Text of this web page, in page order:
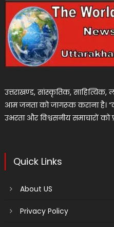
उत्तराखण्ड, सांस्कृतिक,
आम जनता को जागरूक कराना है। “द
उभरता और विश्वसनीय समाचारों को
Quick Links
About US
Privacy Policy